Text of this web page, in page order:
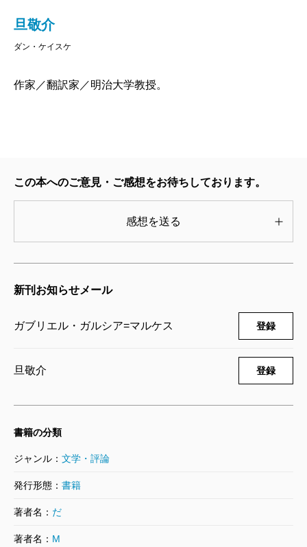
そのため、『わが悲しき娼婦たちの思い出』の次に
発表されるはずだった本作、中編小説の『出会いはい
なった。
定通り、最後まで書き上げはしたものの、全体として
入念な推敲がされていない、という意味なのか。
いずれにしても、作家当人はすでにこの世のもので
ないとして、遺族が出版に踏み切ったのだという。
作家亡きあと、新たな遺作が出版されたケースはこ
である。文字通り、最後の作品だからこそ遺作と呼べ
るのであり、第二第三の遺作、というのは理屈上、あ
つも八月』は、たとえ故人への礼を失することになっ
たのだとしても、読者に届けなければならない作品だ
った。ガルシア=マルケスは認知能力が損なわれていた
ていく現代のカリブ海のリゾート地が舞台に設定され
ている。
てしまった面があるのである。ところが本作では、魅
て現代の若者世界までもが視野に入ってきている。若
大きな冒険だったからだろう。
ラテンアメリカにおいてガルシア=マルケスは、『百
年の孤独』が高校での必読図書とされるなどして神格
化されたが、その一方、以後の世代からは目の敵にさ
れた面もあった。ラテンアメリカの作家が国外で出版
されるためには、商業的に「魔術的リアリズム」と名
づけられた彼の手法（先に述べた無時間的な世界や老
や方法に取り組む妨げになったからだ。また、『百年
の孤独』という題名があまりに名高くなって陳腐化し
たため、スペイン語の作家は「孤独」という単語を使
旦敬介
ダン・ケイスケ
作家／翻訳家／明治大学教授。
この本へのご意見・ご感想をお待ちしております。
感想を送る
新刊お知らせメール
ガブリエル・ガルシア=マルケス 登録
旦敬介 登録
書籍の分類
ジャンル： 文学・評論
発行形態： 書籍
著者名： だ
著者名： M